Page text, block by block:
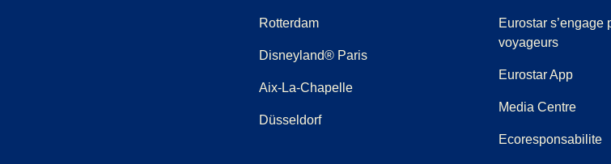
Rotterdam
Disneyland® Paris
Aix-La-Chapelle
Düsseldorf
Eurostar s’engage
voyageurs
Eurostar App
Media Centre(
Ecoresponsabilite